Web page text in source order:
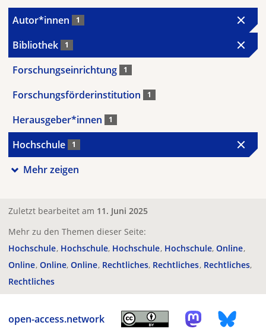
Autor*innen 1
Bibliothek 1
Forschungseinrichtung 1
Forschungsförderinstitution 1
Herausgeber*innen 1
Hochschule 1
Mehr zeigen
Zuletzt bearbeitet am 11. Juni 2025
Mehr zu den Themen dieser Seite:
Hochschule Hochschule Hochschule Hochschule Online
Online Online Online Rechtliches Rechtliches Rechtliches
Rechtliches
open-access.network